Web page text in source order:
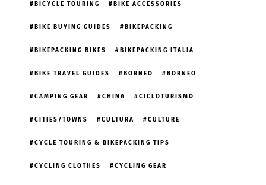
BICYCLE TOURING BIKE ACCESSORIES
BIKE BUYING GUIDES BIKEPACKING
BIKEPACKING BIKES BIKEPACKING ITALIA
BIKE TRAVEL GUIDES BORNEO BORNEO
CAMPING GEAR CHINA CICLOTURISMO
CITIES/TOWNS CULTURA CULTURE
CYCLE TOURING & BIKEPACKING TIPS
CYCLING CLOTHES CYCLING GEAR